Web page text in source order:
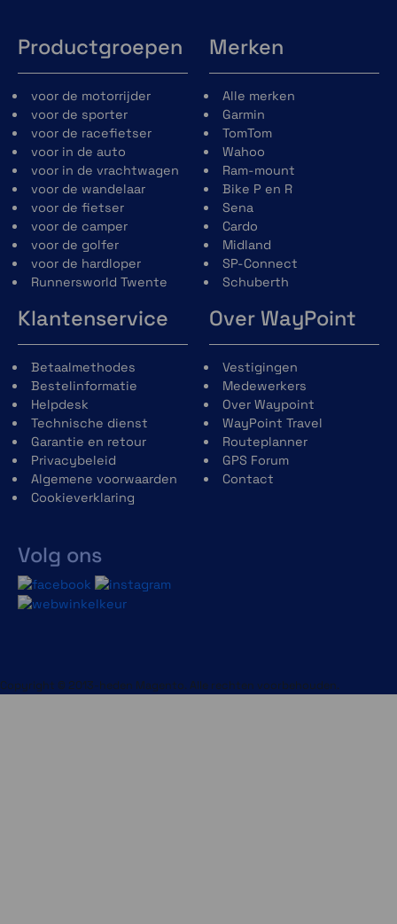
Productgroepen
voor de motorrijder
voor de sporter
voor de racefietser
voor in de auto
voor in de vrachtwagen
voor de wandelaar
voor de fietser
voor de camper
voor de golfer
voor de hardloper
Runnersworld Twente
Merken
Alle merken
Garmin
TomTom
Wahoo
Ram-mount
Bike P en R
Sena
Cardo
Midland
SP-Connect
Schuberth
Klantenservice
Betaalmethodes
Bestelinformatie
Helpdesk
Technische dienst
Garantie en retour
Privacybeleid
Algemene voorwaarden
Cookieverklaring
Volg ons
Over WayPoint
Vestigingen
Medewerkers
Over Waypoint
WayPoint Travel
Routeplanner
GPS Forum
Contact
Copyright © 2013-heden Magento. Alle rechten voorbehouden.